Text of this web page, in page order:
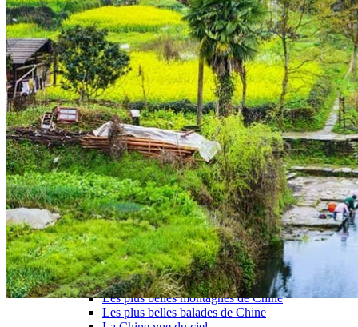
Luxe et exception
Où et quand partir ?
Printemps
Eté
Automne
Hiver
Infos pratiques
Notre agence
Notre agence en Chine
Réseau Asian Roads
Garanties et engagements Asian Roads
Avis de nos voyageurs
Voyages d’affaires en Chine
Voyage scolaire et culturel en Chine
La Chine & ses secrets
Présentation de la Chine
Cuisines de Chine
Les Minorités Ethniques Chinoises
Fêtes traditionnelles & vacances en Chine
Les signes astrologiques Chinois
Les plus belles montagnes de Chine
Les plus belles balades de Chine